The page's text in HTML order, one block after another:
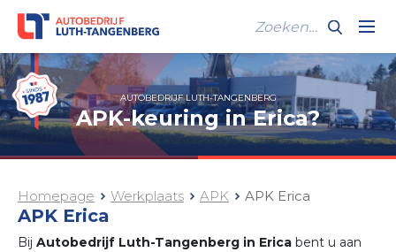
AUTOBEDRIJF LUTH-TANGENBERG
APK-keuring in Erica?
Homepage Werkplaats APK APK Erica
APK Erica
Bij Autobedrijf Luth-Tangenberg in Erica bent u aan